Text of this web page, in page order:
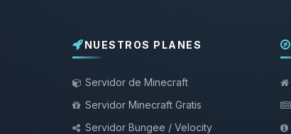
NUESTROS PLANES
Servidor de Minecraft
Servidor Minecraft Gratis
Servidor Bungee / Velocity